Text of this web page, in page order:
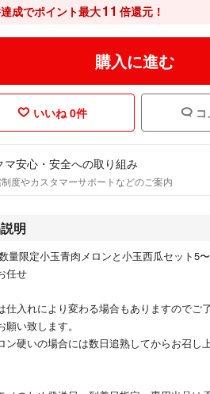
成でポイント最大11 倍還元！
購入に進む
いいね 0件
マ安心・安全への取り組み
度やカスタマーサポートなどのご案内
明
量限定小玉青肉メロンと小玉西瓜セット5
任せ
仕入れにより変わる場合もありますのでご
願い致します。
硬いの場合には数日追熟してからお召し